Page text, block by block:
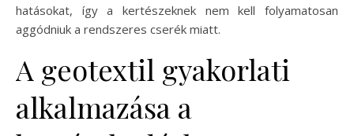
hatásokat, így a kertészeknek nem kell folyamatosan
aggódniuk a rendszeres cserék miatt.
A geotextil gyakorlati
alkalmazása a